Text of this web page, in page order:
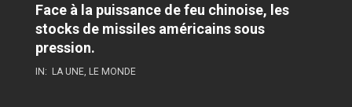
Face à la puissance de feu chinoise, les
stocks de missiles américains sous
pression.
IN: LA UNE LE MONDE